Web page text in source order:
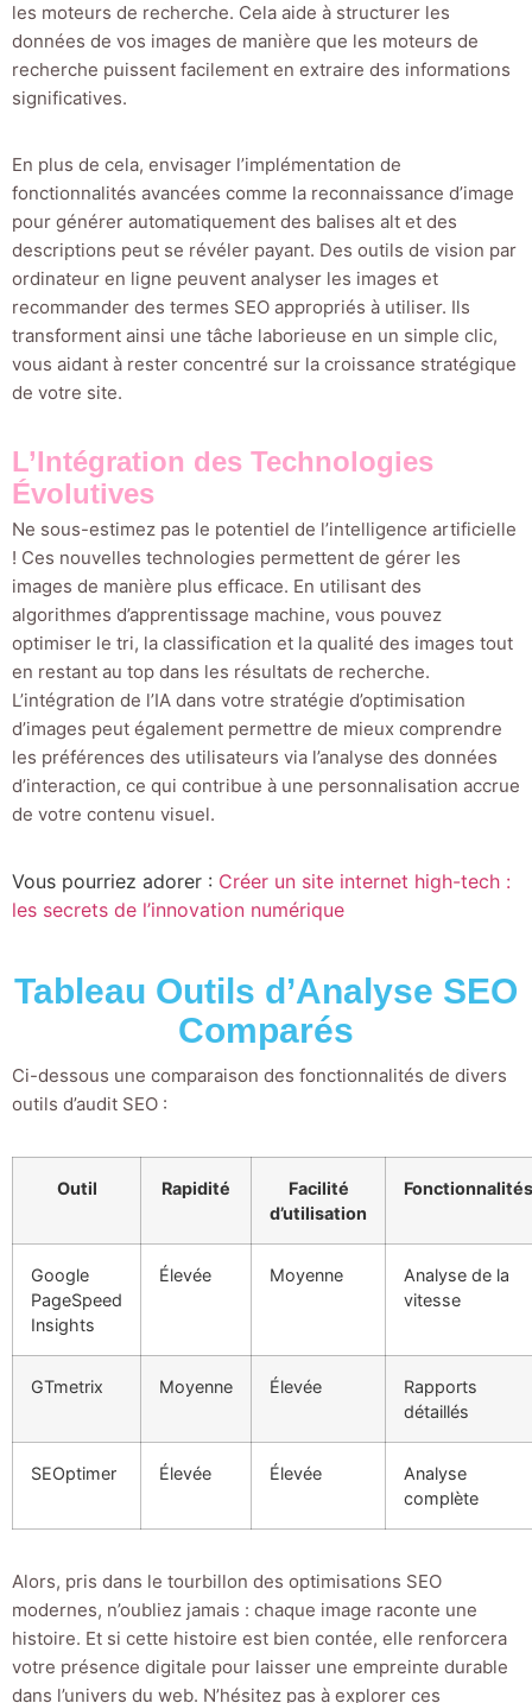
les moteurs de recherche. Cela aide à structurer les
données de vos images de manière que les moteurs de
recherche puissent facilement en extraire des informations
significatives.
En plus de cela, envisager l’implémentation de
fonctionnalités avancées comme la reconnaissance d’image
pour générer automatiquement des balises alt et des
descriptions peut se révéler payant. Des outils de vision par
ordinateur en ligne peuvent analyser les images et
recommander des termes SEO appropriés à utiliser. Ils
transforment ainsi une tâche laborieuse en un simple clic,
vous aidant à rester concentré sur la croissance stratégique
de votre site.
L’Intégration des Technologies
Évolutives
Ne sous-estimez pas le potentiel de l’intelligence artificielle
! Ces nouvelles technologies permettent de gérer les
images de manière plus efficace. En utilisant des
algorithmes d’apprentissage machine, vous pouvez
optimiser le tri, la classification et la qualité des images tout
en restant au top dans les résultats de recherche.
L’intégration de l’IA dans votre stratégie d’optimisation
d’images peut également permettre de mieux comprendre
les préférences des utilisateurs via l’analyse des données
d’interaction, ce qui contribue à une personnalisation accrue
de votre contenu visuel.
Vous pourriez adorer : Créer un site internet high-tech :
les secrets de l’innovation numérique
Tableau Outils d’Analyse SEO
Comparés
Ci-dessous une comparaison des fonctionnalités de divers
outils d’audit SEO :
Outil Rapidité
Facilité
d’utilisation
Fonctionnalités
Google
PageSpeed
Insights
Élevée Moyenne
Analyse de la
vitesse
GTmetrix Moyenne Élevée
Rapports
détaillés
SEOptimer Élevée Élevée
Analyse
complète
Alors, pris dans le tourbillon des optimisations SEO
modernes, n’oubliez jamais : chaque image raconte une
histoire. Et si cette histoire est bien contée, elle renforcera
votre présence digitale pour laisser une empreinte durable
dans l’univers du web. N’hésitez pas à explorer ces